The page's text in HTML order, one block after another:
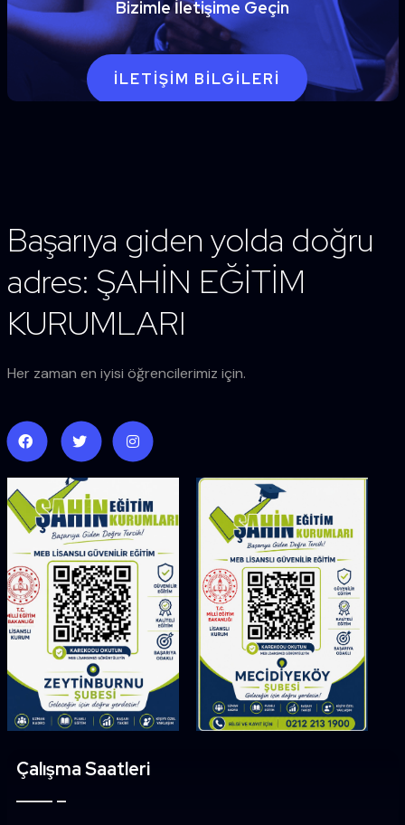
Bizimle İletişime Geçin
İLETIŞIM BILGILERI
Başarıya giden yolda doğru
adres: ŞAHİN EĞİTİM
KURUMLARI
Her zaman en iyisi öğrencilerimiz için.
Çalışma Saatleri